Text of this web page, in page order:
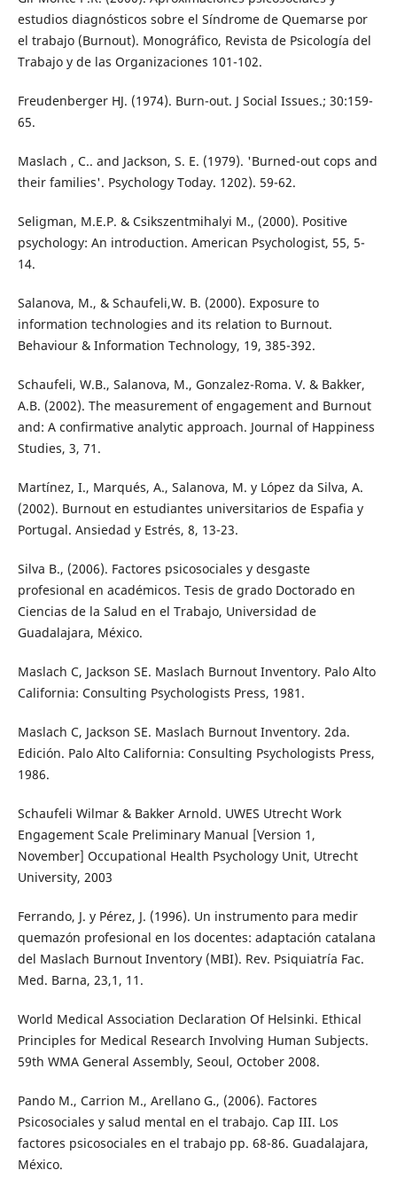
estudios diagnósticos sobre el Síndrome de Quemarse por
el trabajo (Burnout). Monográfico, Revista de Psicología del
Trabajo y de las Organizaciones 101-102.
Freudenberger HJ. (1974). Burn-out. J Social Issues.; 30:159-
65.
Maslach , C.. and Jackson, S. E. (1979). 'Burned-out cops and
their families'. Psychology Today. 1202). 59-62.
Seligman, M.E.P. & Csikszentmihalyi M., (2000). Positive
psychology: An introduction. American Psychologist, 55, 5-
14.
Salanova, M., & Schaufeli,W. B. (2000). Exposure to
information technologies and its relation to Burnout.
Behaviour & Information Technology, 19, 385-392.
Schaufeli, W.B., Salanova, M., Gonzalez-Roma. V. & Bakker,
A.B. (2002). The measurement of engagement and Burnout
and: A confirmative analytic approach. Journal of Happiness
Studies, 3, 71.
Martínez, I., Marqués, A., Salanova, M. y López da Silva, A.
(2002). Burnout en estudiantes universitarios de Espafia y
Portugal. Ansiedad y Estrés, 8, 13-23.
Silva B., (2006). Factores psicosociales y desgaste
profesional en académicos. Tesis de grado Doctorado en
Ciencias de la Salud en el Trabajo, Universidad de
Guadalajara, México.
Maslach C, Jackson SE. Maslach Burnout Inventory. Palo Alto
California: Consulting Psychologists Press, 1981.
Maslach C, Jackson SE. Maslach Burnout Inventory. 2da.
Edición. Palo Alto California: Consulting Psychologists Press,
1986.
Schaufeli Wilmar & Bakker Arnold. UWES Utrecht Work
Engagement Scale Preliminary Manual [Version 1,
November] Occupational Health Psychology Unit, Utrecht
University, 2003
Ferrando, J. y Pérez, J. (1996). Un instrumento para medir
quemazón profesional en los docentes: adaptación catalana
del Maslach Burnout Inventory (MBI). Rev. Psiquiatría Fac.
Med. Barna, 23,1, 11.
World Medical Association Declaration Of Helsinki. Ethical
Principles for Medical Research Involving Human Subjects.
59th WMA General Assembly, Seoul, October 2008.
Pando M., Carrion M., Arellano G., (2006). Factores
Psicosociales y salud mental en el trabajo. Cap III. Los
factores psicosociales en el trabajo pp. 68-86. Guadalajara,
México.